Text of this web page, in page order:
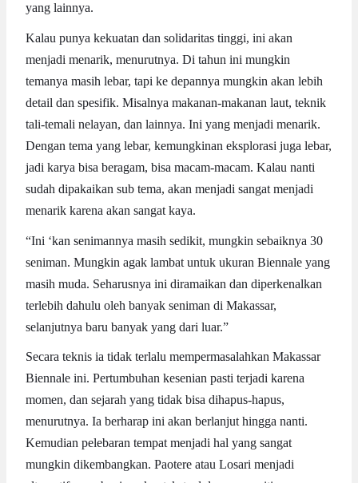
yang lainnya.
Kalau punya kekuatan dan solidaritas tinggi, ini akan
menjadi menarik, menurutnya. Di tahun ini mungkin
temanya masih lebar, tapi ke depannya mungkin akan lebih
detail dan spesifik. Misalnya makanan-makanan laut, teknik
tali-temali nelayan, dan lainnya. Ini yang menjadi menarik.
Dengan tema yang lebar, kemungkinan eksplorasi juga lebar,
jadi karya bisa beragam, bisa macam-macam. Kalau nanti
sudah dipakaikan sub tema, akan menjadi sangat menjadi
menarik karena akan sangat kaya.
“Ini ‘kan senimannya masih sedikit, mungkin sebaiknya 30
seniman. Mungkin agak lambat untuk ukuran Biennale yang
masih muda. Seharusnya ini diramaikan dan diperkenalkan
terlebih dahulu oleh banyak seniman di Makassar,
selanjutnya baru banyak yang dari luar.”
Secara teknis ia tidak terlalu mempermasalahkan Makassar
Biennale ini. Pertumbuhan kesenian pasti terjadi karena
momen, dan sejarah yang tidak bisa dihapus-hapus,
menurutnya. Ia berharap ini akan berlanjut hingga nanti.
Kemudian pelebaran tempat menjadi hal yang sangat
mungkin dikembangkan. Paotere atau Losari menjadi